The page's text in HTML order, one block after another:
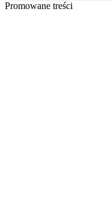
Promowane treści